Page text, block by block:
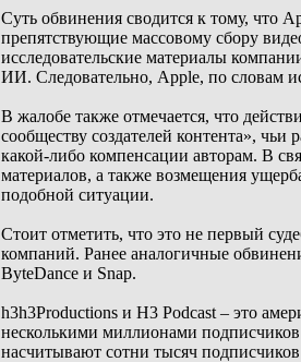
Суть обвинения сводится к тому, что
препятствующие массовому сбору
исследовательские материалы
ИИ. Следовательно, Apple, по словам
В жалобе также отмечается, что
сообществу создателей контента»,
какой-либо компенсации авторам. В
материалов, а также возмещения
подобной ситуации.
Стоит отметить, что это не первый
компаний. Ранее аналогичные
ByteDance и Snap.
h3h3Productions и H3 Podcast – это
несколькими миллионами
насчитывают сотни тысяч